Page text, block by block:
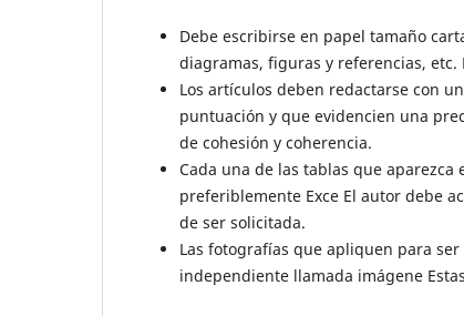
Debe escribirse en papel tamaño
diagramas, figuras y referencias,
Los artículos deben redactarse con
puntuación y que evidencien una
de cohesión y coherencia.
Cada una de las tablas que
preferiblemente Exce El autor debe
de ser solicitada.
Las fotografías que apliquen para
independiente llamada imágene